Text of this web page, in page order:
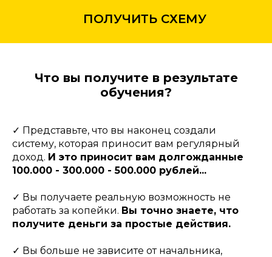
ПОЛУЧИТЬ СХЕМУ
Что вы получите в результате
обучения?
✓ Представьте, что вы наконец создали
систему, которая приносит вам регулярный
доход. И это приносит вам долгожданные
100.000 - 300.000 - 500.000 рублей...
✓ Вы получаете реальную возможность не
работать за копейки. Вы точно знаете, что
получите деньги за простые действия.
✓ Вы больше не зависите от начальника,